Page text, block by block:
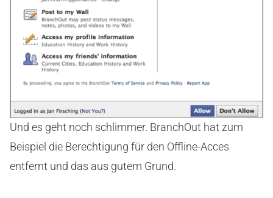
Und es geht noch schlimmer. BranchOut hat zum
Beispiel die Berechtigung für den Offline-Acces
entfernt und das aus gutem Grund.